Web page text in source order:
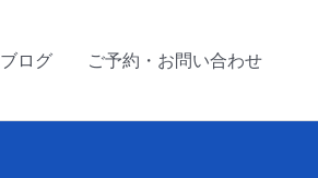
ブログ ご予約・お問い合わせ